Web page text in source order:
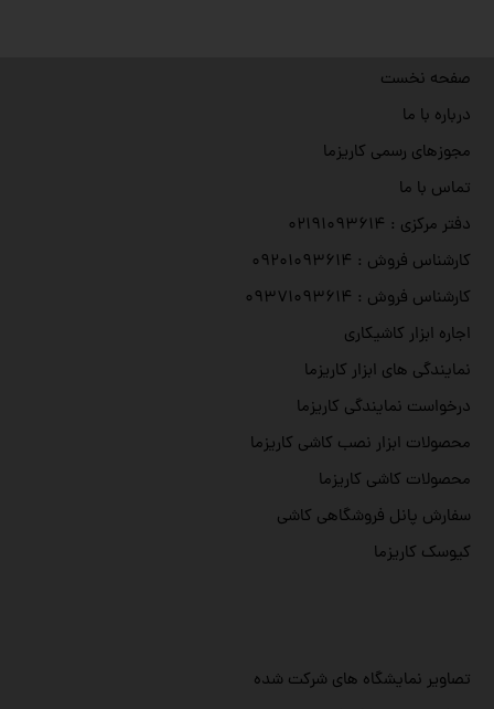
تصاویر نمایشگاه های شرکت شده
صفحه نخست
درباره با ما
مجوزهای رسمی کاریزما
تماس با ما
دفتر مرکزی : ۰۲۱۹۱۰۹۳۶۱۴
کارشناس فروش : ۰۹۲۰۱۰۹۳۶۱۴
کارشناس فروش : ۰۹۳۷۱۰۹۳۶۱۴
اجاره ابزار کاشیکاری
نمایندگی های ابزار کاریزما
درخواست نمایندگی کاریزما
محصولات ابزار نصب کاشی کاریزما
محصولات کاشی کاریزما
سفارش پانل فروشگاهی کاشی
کیوسک کاریزما